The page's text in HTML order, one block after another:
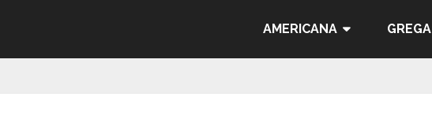
AMERICANA GREGA